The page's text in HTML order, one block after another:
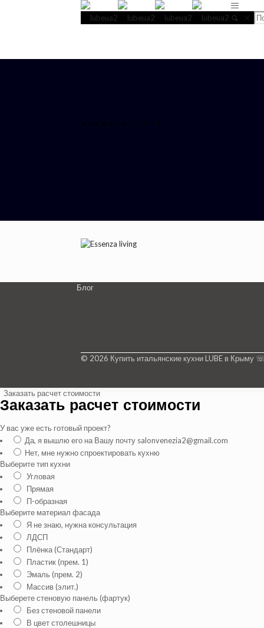
essenza-liv-3
Блог
© 2026 Купить итальянские кухни LUBE в Крыму
Заказать расчет стоимости
Заказать расчет стоимости
У вас уже есть готовый проект?
Да, я вышлю его на Вашу почту salonvenezia2@gmail.com
Нет, мне нужно спроектировать кухню
Выберите тип кухни
Угловая
Прямая
П-образная
Выберите материал фасада
Я не знаю, нужна консультация
ЛДСП
Плёнка (Стандарт)
Пластик (прем. 1)
Эмаль (прем. 2)
Массив (элит.)
Выберете стеновую панель (фартук)
Без стеновой панели
В цвет столешницы